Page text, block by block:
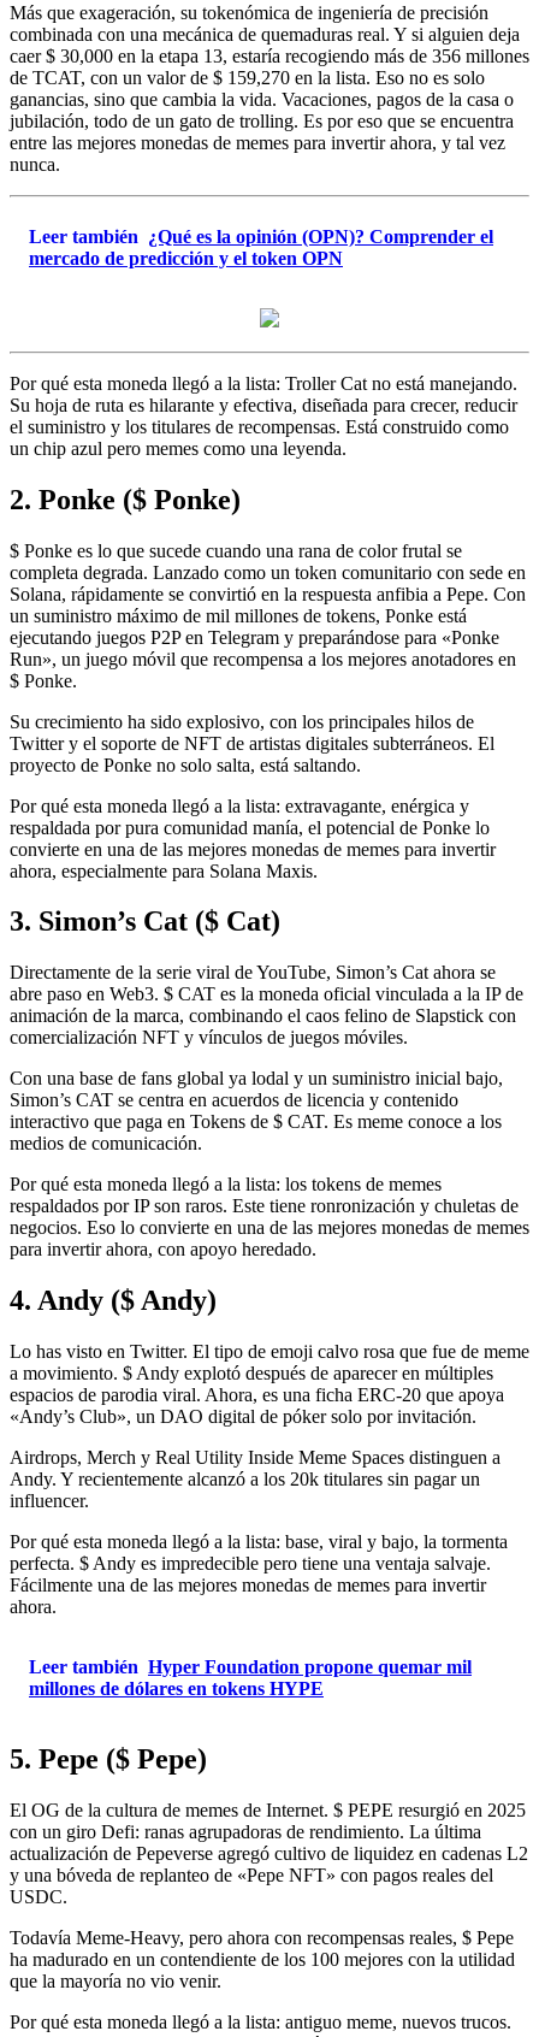
Más que exageración, su tokenómica de ingeniería de precisión
combinada con una mecánica de quemaduras real. Y si alguien deja
caer $ 30,000 en la etapa 13, estaría recogiendo más de 356 millones
de TCAT, con un valor de $ 159,270 en la lista. Eso no es solo
ganancias, sino que cambia la vida. Vacaciones, pagos de la casa o
jubilación, todo de un gato de trolling. Es por eso que se encuentra
entre las mejores monedas de memes para invertir ahora, y tal vez
nunca.
Leer también ¿Qué es la opinión (OPN)? Comprender el
mercado de predicción y el token OPN
Por qué esta moneda llegó a la lista: Troller Cat no está manejando.
Su hoja de ruta es hilarante y efectiva, diseñada para crecer, reducir
el suministro y los titulares de recompensas. Está construido como
un chip azul pero memes como una leyenda.
2. Ponke ($ Ponke)
$ Ponke es lo que sucede cuando una rana de color frutal se
completa degrada. Lanzado como un token comunitario con sede en
Solana, rápidamente se convirtió en la respuesta anfibia a Pepe. Con
un suministro máximo de mil millones de tokens, Ponke está
ejecutando juegos P2P en Telegram y preparándose para «Ponke
Run», un juego móvil que recompensa a los mejores anotadores en
$ Ponke.
Su crecimiento ha sido explosivo, con los principales hilos de
Twitter y el soporte de NFT de artistas digitales subterráneos. El
proyecto de Ponke no solo salta, está saltando.
Por qué esta moneda llegó a la lista: extravagante, enérgica y
respaldada por pura comunidad manía, el potencial de Ponke lo
convierte en una de las mejores monedas de memes para invertir
ahora, especialmente para Solana Maxis.
3. Simon’s Cat ($ Cat)
Directamente de la serie viral de YouTube, Simon’s Cat ahora se
abre paso en Web3. $ CAT es la moneda oficial vinculada a la IP de
animación de la marca, combinando el caos felino de Slapstick con
comercialización NFT y vínculos de juegos móviles.
Con una base de fans global ya lodal y un suministro inicial bajo,
Simon’s CAT se centra en acuerdos de licencia y contenido
interactivo que paga en Tokens de $ CAT. Es meme conoce a los
medios de comunicación.
Por qué esta moneda llegó a la lista: los tokens de memes
respaldados por IP son raros. Este tiene ronronización y chuletas de
negocios. Eso lo convierte en una de las mejores monedas de memes
para invertir ahora, con apoyo heredado.
4. Andy ($ Andy)
Lo has visto en Twitter. El tipo de emoji calvo rosa que fue de meme
a movimiento. $ Andy explotó después de aparecer en múltiples
espacios de parodia viral. Ahora, es una ficha ERC-20 que apoya
«Andy’s Club», un DAO digital de póker solo por invitación.
Airdrops, Merch y Real Utility Inside Meme Spaces distinguen a
Andy. Y recientemente alcanzó a los 20k titulares sin pagar un
influencer.
Por qué esta moneda llegó a la lista: base, viral y bajo, la tormenta
perfecta. $ Andy es impredecible pero tiene una ventaja salvaje.
Fácilmente una de las mejores monedas de memes para invertir
ahora.
Leer también Hyper Foundation propone quemar mil
millones de dólares en tokens HYPE
5. Pepe ($ Pepe)
El OG de la cultura de memes de Internet. $ PEPE resurgió en 2025
con un giro Defi: ranas agrupadoras de rendimiento. La última
actualización de Pepeverse agregó cultivo de liquidez en cadenas L2
y una bóveda de replanteo de «Pepe NFT» con pagos reales del
USDC.
Todavía Meme-Heavy, pero ahora con recompensas reales, $ Pepe
ha madurado en un contendiente de los 100 mejores con la utilidad
que la mayoría no vio venir.
Por qué esta moneda llegó a la lista: antiguo meme, nuevos trucos.